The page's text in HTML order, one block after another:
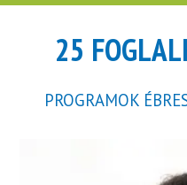
25
PROGRAMOK